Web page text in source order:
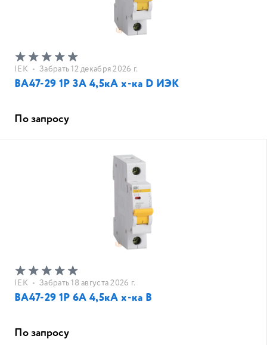
IEK • Забрать 12 декабря 2026 г.
ВА47-29 1Р 3А 4,5кА х-ка D ИЭК
По запросу
IEK • Забрать 18 августа 2026 г.
ВА47-29 1Р 6А 4,5кА х-ка В
По запросу